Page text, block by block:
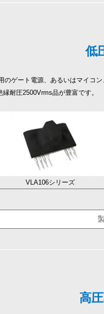
低
のゲート電源、あるいはマイコ
耐圧2500Vrms品が豊富です。
VLA106シリーズ
高